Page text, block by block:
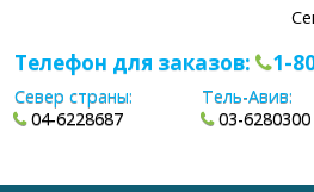
Телефон для заказов: 1-
Север страны:
04-6228687
Тель-Авив:
03-6280300